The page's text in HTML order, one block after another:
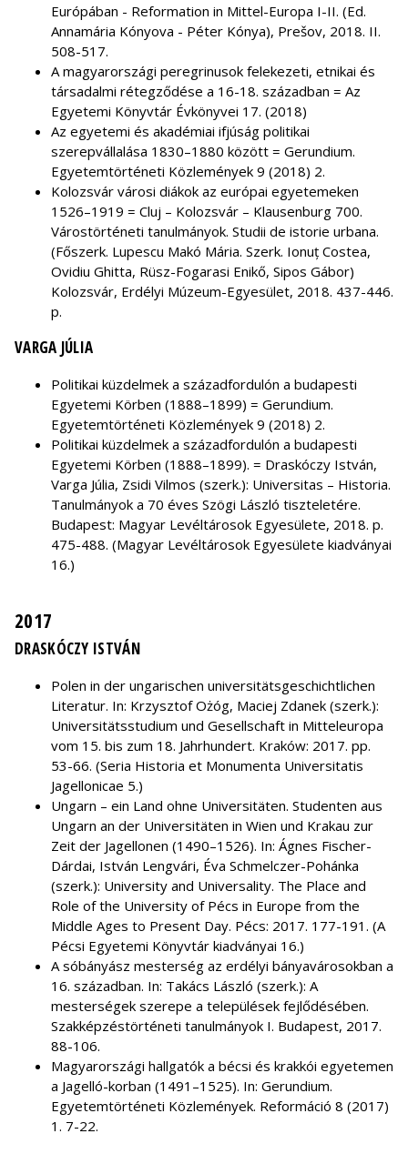
Európában - Reformation in Mittel-Europa I-II. (Ed.
Annamária Kónyova - Péter Kónya), Prešov, 2018. II.
508-517.
A magyarországi peregrinusok felekezeti, etnikai és
társadalmi rétegződése a 16-18. században = Az
Egyetemi Könyvtár Évkönyvei 17. (2018)
Az egyetemi és akadémiai ifjúság politikai
szerepvállalása 1830–1880 között = Gerundium.
Egyetemtörténeti Közlemények 9 (2018) 2.
Kolozsvár városi diákok az európai egyetemeken
1526–1919 = Cluj – Kolozsvár – Klausenburg 700.
Várostörténeti tanulmányok. Studii de istorie urbana.
(Főszerk. Lupescu Makó Mária. Szerk. Ionuț Costea,
Ovidiu Ghitta, Rüsz-Fogarasi Enikő, Sipos Gábor)
Kolozsvár, Erdélyi Múzeum-Egyesület, 2018. 437-446.
p.
VARGA JÚLIA
Politikai küzdelmek a századfordulón a budapesti
Egyetemi Körben (1888–1899) = Gerundium.
Egyetemtörténeti Közlemények 9 (2018) 2.
Politikai küzdelmek a századfordulón a budapesti
Egyetemi Körben (1888–1899). = Draskóczy István,
Varga Júlia, Zsidi Vilmos (szerk.): Universitas – Historia.
Tanulmányok a 70 éves Szögi László tiszteletére.
Budapest: Magyar Levéltárosok Egyesülete, 2018. p.
475-488. (Magyar Levéltárosok Egyesülete kiadványai
16.)
2017
DRASKÓCZY ISTVÁN
Polen in der ungarischen universitätsgeschichtlichen
Literatur. In: Krzysztof Ożóg, Maciej Zdanek (szerk.):
Universitätsstudium und Gesellschaft in Mitteleuropa
vom 15. bis zum 18. Jahrhundert. Kraków: 2017. pp.
53-66. (Seria Historia et Monumenta Universitatis
Jagellonicae 5.)
Ungarn – ein Land ohne Universitäten. Studenten aus
Ungarn an der Universitäten in Wien und Krakau zur
Zeit der Jagellonen (1490–1526). In: Ágnes Fischer-
Dárdai, István Lengvári, Éva Schmelczer-Pohánka
(szerk.): University and Universality. The Place and
Role of the University of Pécs in Europe from the
Middle Ages to Present Day. Pécs: 2017. 177-191. (A
Pécsi Egyetemi Könyvtár kiadványai 16.)
A sóbányász mesterség az erdélyi bányavárosokban a
16. században. In: Takács László (szerk.): A
mesterségek szerepe a települések fejlődésében.
Szakképzéstörténeti tanulmányok I. Budapest, 2017.
88-106.
Magyarországi hallgatók a bécsi és krakkói egyetemen
a Jagelló-korban (1491–1525). In: Gerundium.
Egyetemtörténeti Közlemények. Reformáció 8 (2017)
1. 7-22.